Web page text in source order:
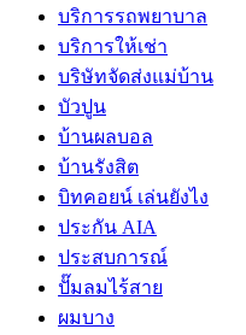
บริการรถพยาบาล
บริการให้เช่า
บริษัทจัดส่งแม่บ้าน
บัวปูน
บ้านผลบอล
บ้านรังสิต
บิทคอยน์ เล่นยังไง
ประกัน AIA
ประสบการณ์
ปั๊มลมไร้สาย
ผมบาง